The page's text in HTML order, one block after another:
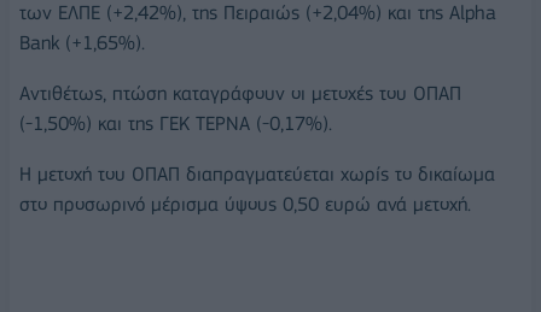
των ΕΛΠΕ (+2,42%), της Πειραιώς (+2,04%) και της Alpha
Bank (+1,65%).
Αντιθέτως, πτώση καταγράφουν οι μετοχές του ΟΠΑΠ
(-1,50%) και της ΓΕΚ ΤΕΡΝΑ (-0,17%).
Η μετοχή του ΟΠΑΠ διαπραγματεύεται χωρίς το δικαίωμα
στο προσωρινό μέρισμα ύψους 0,50 ευρώ ανά μετοχή.